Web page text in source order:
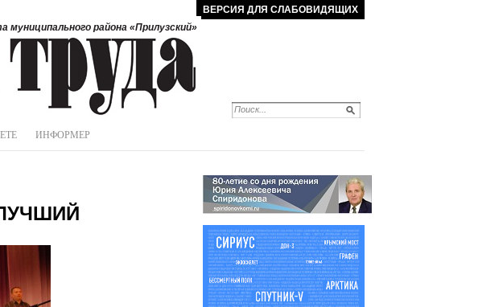
ВЕРСИЯ ДЛЯ СЛАБОВИДЯЩИХ
муниципального района «Прилузский»
ИНФОРМЕР